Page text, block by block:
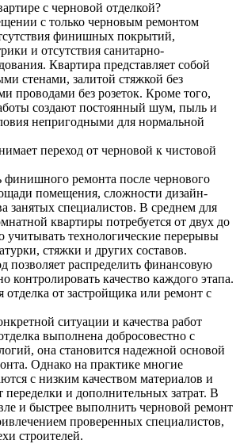
с черновой отделкой?
с только черновым ремонтом
финишных покрытий,
и отсутствия санитарно-
Квартира представляет собой
стенами, залитой стяжкой без
проводами без розеток. Кроме того,
создают постоянный шум, пыль и
непригодными для нормальной
переход от черновой к чистовой
финишного ремонта после чернового
помещения, сложности дизайн-
занятых специалистов. В среднем для
квартиры потребуется от двух до
учитывать технологические перерывы
стяжки и других составов.
позволяет распределить финансовую
контролировать качество каждого этапа.​
отделка от застройщика или ремонт с
ситуации и качества работ
выполнена добросовестно с
она становится надежной основой
Однако на практике многие
с низким качеством материалов и
переделки и дополнительных затрат. В
и быстрее выполнить черновой ремонт
проверенных специалистов,
строителей.​